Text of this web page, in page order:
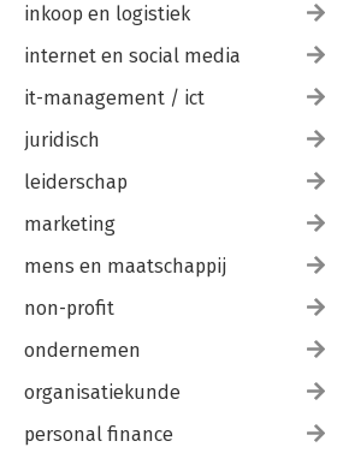
inkoop en logistiek
internet en social media
it-management / ict
juridisch
leiderschap
marketing
mens en maatschappij
non-profit
ondernemen
organisatiekunde
personal finance